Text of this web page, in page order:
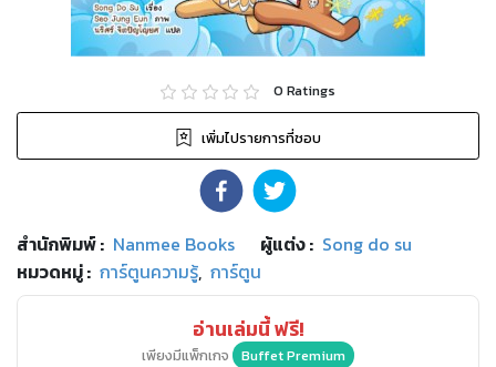
0 Ratings
เพิ่มไปรายการที่ชอบ
สำนักพิมพ์: Nanmee Books ผู้แต่ง : Song do su
หมวดหมู่: การ์ตูนความรู้, การ์ตูน
อ่านเล่มนี้ ฟรี!
เพียงมีแพ็กเกจ Buffet Premium